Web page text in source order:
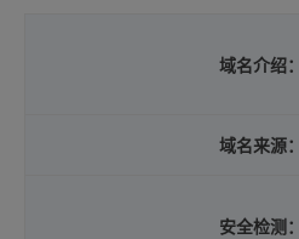
域名介绍：
域名来源：
安全检测：